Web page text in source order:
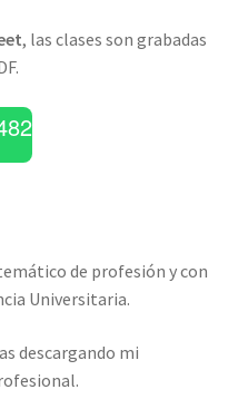
, las clases son grabadas
de profesión y con
Universitaria.
descargando mi